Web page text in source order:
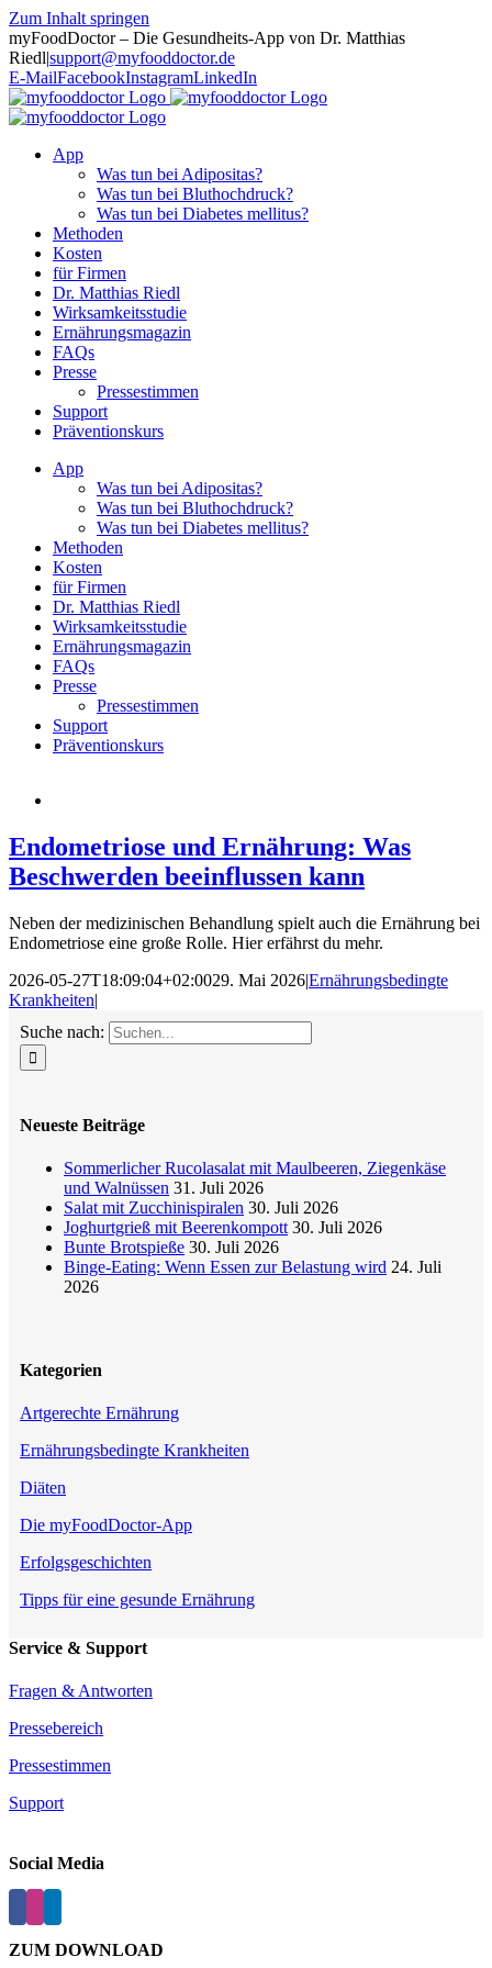
Zum Inhalt springen
myFoodDoctor – Die Gesundheits-App von Dr. Matthias
Riedl|support@myfooddoctor.de
E-MailFacebookInstagramLinkedIn
App
Was tun bei Adipositas?
Was tun bei Bluthochdruck?
Was tun bei Diabetes mellitus?
Methoden
Kosten
für Firmen
Dr. Matthias Riedl
Wirksamkeitsstudie
Ernährungsmagazin
FAQs
Presse
Pressestimmen
Support
Präventionskurs
App
Was tun bei Adipositas?
Was tun bei Bluthochdruck?
Was tun bei Diabetes mellitus?
Methoden
Kosten
für Firmen
Dr. Matthias Riedl
Wirksamkeitsstudie
Ernährungsmagazin
FAQs
Presse
Pressestimmen
Support
Präventionskurs
Endometriose und Ernährung: Was
Beschwerden beeinflussen kann
Neben der medizinischen Behandlung spielt auch die Ernährung bei
Endometriose eine große Rolle. Hier erfährst du mehr.
2026-05-27T18:09:04+02:0029. Mai 2026|Ernährungsbedingte
Krankheiten|
Suche nach:
Neueste Beiträge
Sommerlicher Rucolasalat mit Maulbeeren, Ziegenkäse
und Walnüssen 31. Juli 2026
Salat mit Zucchinispiralen 30. Juli 2026
Joghurtgrieß mit Beerenkompott 30. Juli 2026
Bunte Brotspieße 30. Juli 2026
Binge-Eating: Wenn Essen zur Belastung wird 24. Juli
2026
Kategorien
Artgerechte Ernährung
Ernährungsbedingte Krankheiten
Diäten
Die myFoodDoctor-App
Erfolgsgeschichten
Tipps für eine gesunde Ernährung
Service & Support
Fragen & Antworten
Pressebereich
Pressestimmen
Support
Social Media
ZUM DOWNLOAD